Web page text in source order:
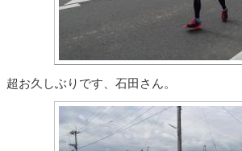
超お久しぶりです、石田さん。